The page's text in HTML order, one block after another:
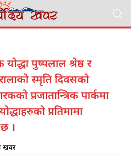
योद्धा पुष्पलाल श्रेष्ठ र
स्मृति दिवसको
प्रजातान्त्रिक पार्कमा
प्रतिमामा
।
खवर